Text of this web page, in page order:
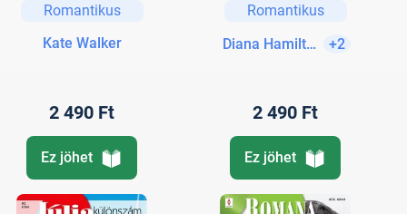
Romantikus
Kate Walker
2 490 Ft
Ez jöhet
- A feladó
legősibb
Romantikus
Diana Hamilton
+2
2 490 Ft
Ez jöhet